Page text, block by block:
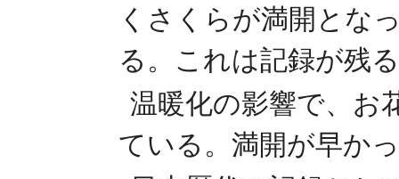
くさくらが満開とな
る。これは記録が残
温暖化の影響で、お
ている。満開が早か